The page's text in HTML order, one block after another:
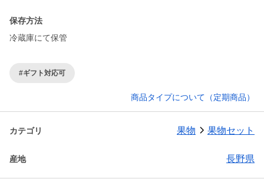
保存方法
冷蔵庫にて保管
#ギフト対応可
商品タイプについて（定期商品）
カテゴリ 果物 果物セット
産地 長野県